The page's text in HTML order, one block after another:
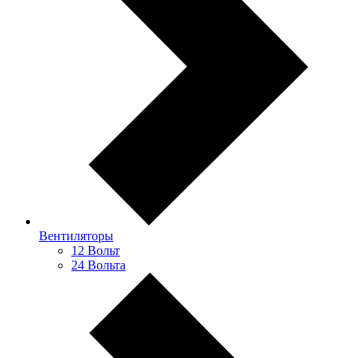
Вентиляторы
12 Вольт
24 Вольта